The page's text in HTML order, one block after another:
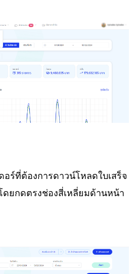
อร์ที่ต้องการดาวน์โหลดใบเสร็จ
ดยกดตรงช่องสี่เหลี่ยมด้านหน้า